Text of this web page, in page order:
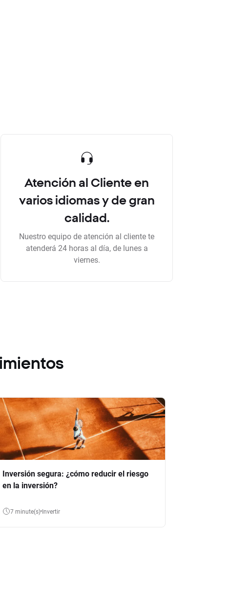
Atención al Cliente en
varios idiomas y de gran
calidad.
Nuestro equipo de atención al cliente te
atenderá 24 horas al día, de lunes a
viernes.
Inversión segura: ¿cómo reducir el riesgo
en la inversión?
7 minute(s) Invertir